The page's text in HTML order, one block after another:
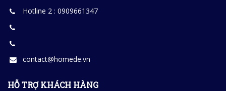
Hotline 2 : 0909661347
contact@homede.vn
HỖ TRỢ KHÁCH HÀNG